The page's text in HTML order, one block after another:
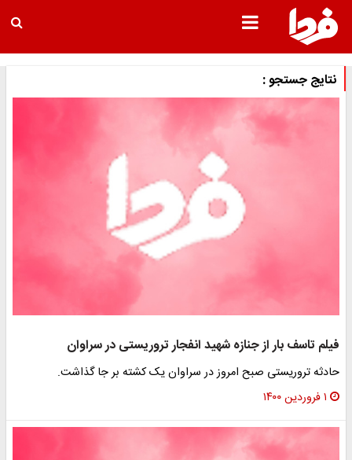
نتایج جستجو :
فیلم تاسف بار از جنازه شهید انفجار تروریستی در سراوان
حادثه تروریستی صبح امروز در سراوان یک کشته بر جا گذاشت.
۱ فروردین ۱۴۰۰